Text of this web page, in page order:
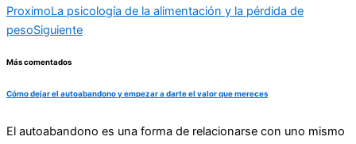
ProximoLa psicología de la alimentación y la pérdida de
pesoSiguiente
Más comentados
Cómo dejar el autoabandono y empezar a darte el valor que mereces
El autoabandono es una forma de relacionarse con uno mismo